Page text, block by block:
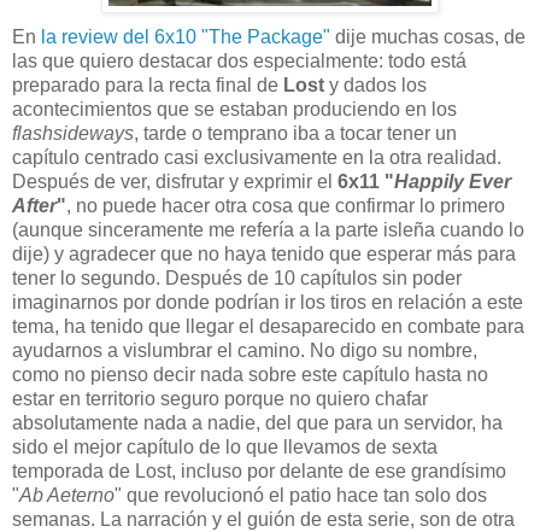
En la review del 6x10 "The Package" dije muchas cosas, de
las que quiero destacar dos especialmente: todo está
preparado para la recta final de Lost y dados los
acontecimientos que se estaban produciendo en los
flashsideways, tarde o temprano iba a tocar tener un
capítulo centrado casi exclusivamente en la otra realidad.
Después de ver, disfrutar y exprimir el 6x11 "Happily Ever
After", no puede hacer otra cosa que confirmar lo primero
(aunque sinceramente me refería a la parte isleña cuando lo
dije) y agradecer que no haya tenido que esperar más para
tener lo segundo. Después de 10 capítulos sin poder
imaginarnos por donde podrían ir los tiros en relación a este
tema, ha tenido que llegar el desaparecido en combate para
ayudarnos a vislumbrar el camino. No digo su nombre,
como no pienso decir nada sobre este capítulo hasta no
estar en territorio seguro porque no quiero chafar
absolutamente nada a nadie, del que para un servidor, ha
sido el mejor capítulo de lo que llevamos de sexta
temporada de Lost, incluso por delante de ese grandísimo
"Ab Aeterno" que revolucionó el patio hace tan solo dos
semanas. La narración y el guión de esta serie, son de otra